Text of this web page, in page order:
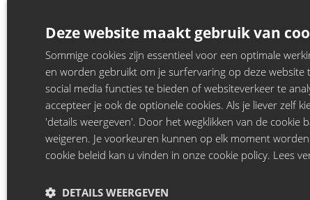
Privacy|Disclaimer|
LiveComedy.be is
Copyright Greenhouse
Deze website maakt gebruik van
Sommige cookies zijn essentieel voor een optimale
en worden gebruikt om je surfervaring op deze
social media functies te bieden of websiteverkeer te
accepteer je ook de optionele cookies. Als je liever zelf
'details weergeven'. Door het wegklikken van de cookie
weigeren. Je voorkeuren kunnen op elk moment
cookie beleid kan u vinden in onze cookie policy. Lees
DETAILS WEERGEVEN